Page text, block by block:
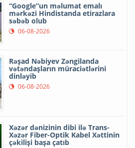
“Google”un məlumat emalı
mərkəzi Hindistanda etirazlara
səbəb olub
06-08-2026
Rəşad Nəbiyev Zəngilanda
vətəndaşların müraciətlərini
dinləyib
06-08-2026
Xəzər dənizinin dibi ilə Trans-
Xəzər Fiber-Optik Kabel Xəttinin
çəkilişi başa çatıb